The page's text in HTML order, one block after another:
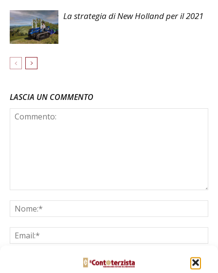
La strategia di New Holland per il 2021
LASCIA UN COMMENTO